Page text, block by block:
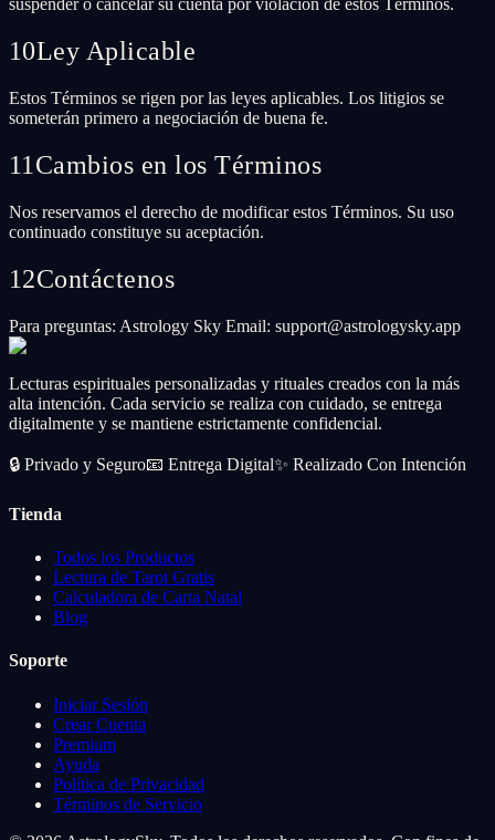
suspender o cancelar su cuenta por violación de estos Términos.
10Ley Aplicable
Estos Términos se rigen por las leyes aplicables. Los litigios se
someterán primero a negociación de buena fe.
11 Cambios en los Términos
Nos reservamos el derecho de modificar estos Términos. Su uso
continuado constituye su aceptación.
12Contáctenos
Para preguntas: Astrology Sky Email: support@astrologysky.app
Lecturas espirituales personalizadas y rituales creados con la más
alta intención. Cada servicio se realiza con cuidado, se entrega
digitalmente y se mantiene estrictamente confidencial.
🔒 Privado y Seguro📧 Entrega Digital✨ Realizado Con Intención
Tienda
Todos los Productos
Lectura de Tarot Gratis
Calculadora de Carta Natal
Blog
Soporte
Iniciar Sesión
Crear Cuenta
Premium
Ayuda
Política de Privacidad
Términos de Servicio